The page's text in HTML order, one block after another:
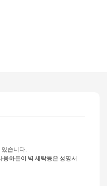
습니다.
용하든이 벽 세탁등은 성명서